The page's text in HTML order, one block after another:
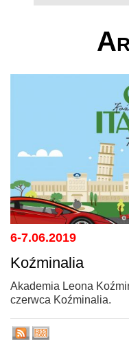
6-7.06.2019
Koźminalia
Akademia Leona
czerwca Koźminalia.